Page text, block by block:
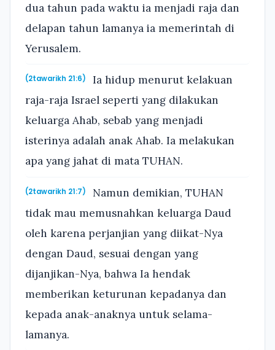
dua tahun pada waktu ia menjadi raja dan
delapan tahun lamanya ia memerintah di
Yerusalem.
(2tawarikh 21:6)
Ia hidup menurut kelakuan
raja-raja Israel seperti yang dilakukan
keluarga Ahab, sebab yang menjadi
isterinya adalah anak Ahab. Ia melakukan
apa yang jahat di mata TUHAN.
(2tawarikh 21:7)
Namun demikian, TUHAN
tidak mau memusnahkan keluarga Daud
oleh karena perjanjian yang diikat-Nya
dengan Daud, sesuai dengan yang
dijanjikan-Nya, bahwa Ia hendak
memberikan keturunan kepadanya dan
kepada anak-anaknya untuk selama-
lamanya.